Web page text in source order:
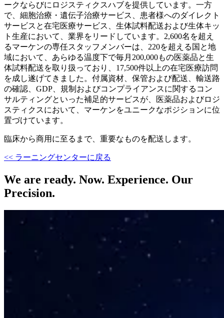
ークならびにロジスティクスハブを提供しています。一方
で、細胞治療・遺伝子治療サービス、患者様へのダイレクト
サービスと在宅医療サービス、生体試料配送および生体キッ
ト生産において、業界をリードしています。2,600名を超え
るマーケンの専任スタッフメンバーは、220を超える国と地
域において、あらゆる温度下で毎月200,000もの医薬品と生
体試料配送を取り扱っており、17,500件以上の在宅医療訪問
を成し遂げてきました。付属資材、保管および配送、輸送路
の確認、GDP、規制およびコンプライアンスに関するコン
サルティングといった補足的サービスが、医薬品およびロジ
スティクスにおいて、マーケンをユニークなポジションに位
置づけています。
臨床から商用に至るまで、重要なものを配送します。
<< ラーニングセンターに戻る
We are ready. Now. Experience. Our
Precision.